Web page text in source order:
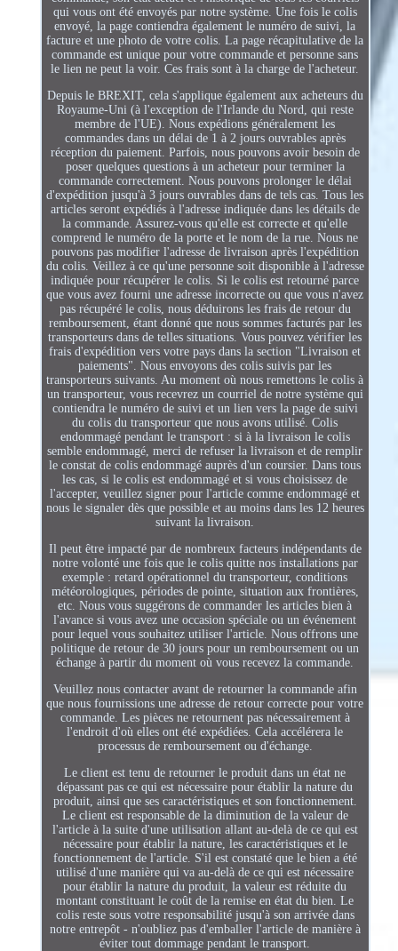
qui vous ont été envoyés par notre système. Une fois le colis
envoyé, la page contiendra également le numéro de suivi, la
facture et une photo de votre colis. La page récapitulative de la
commande est unique pour votre commande et personne sans
le lien ne peut la voir. Ces frais sont à la charge de l'acheteur.
Depuis le BREXIT, cela s'applique également aux acheteurs du
Royaume-Uni (à l'exception de l'Irlande du Nord, qui reste
membre de l'UE). Nous expédions généralement les
commandes dans un délai de 1 à 2 jours ouvrables après
réception du paiement. Parfois, nous pouvons avoir besoin de
poser quelques questions à un acheteur pour terminer la
commande correctement. Nous pouvons prolonger le délai
d'expédition jusqu'à 3 jours ouvrables dans de tels cas. Tous les
articles seront expédiés à l'adresse indiquée dans les détails de
la commande. Assurez-vous qu'elle est correcte et qu'elle
comprend le numéro de la porte et le nom de la rue. Nous ne
pouvons pas modifier l'adresse de livraison après l'expédition
du colis. Veillez à ce qu'une personne soit disponible à l'adresse
indiquée pour récupérer le colis. Si le colis est retourné parce
que vous avez fourni une adresse incorrecte ou que vous n'avez
pas récupéré le colis, nous déduirons les frais de retour du
remboursement, étant donné que nous sommes facturés par les
transporteurs dans de telles situations. Vous pouvez vérifier les
frais d'expédition vers votre pays dans la section "Livraison et
paiements". Nous envoyons des colis suivis par les
transporteurs suivants. Au moment où nous remettons le colis à
un transporteur, vous recevrez un courriel de notre système qui
contiendra le numéro de suivi et un lien vers la page de suivi
du colis du transporteur que nous avons utilisé. Colis
endommagé pendant le transport : si à la livraison le colis
semble endommagé, merci de refuser la livraison et de remplir
le constat de colis endommagé auprès d'un coursier. Dans tous
les cas, si le colis est endommagé et si vous choisissez de
l'accepter, veuillez signer pour l'article comme endommagé et
nous le signaler dès que possible et au moins dans les 12 heures
suivant la livraison.
Il peut être impacté par de nombreux facteurs indépendants de
notre volonté une fois que le colis quitte nos installations par
exemple : retard opérationnel du transporteur, conditions
météorologiques, périodes de pointe, situation aux frontières,
etc. Nous vous suggérons de commander les articles bien à
l'avance si vous avez une occasion spéciale ou un événement
pour lequel vous souhaitez utiliser l'article. Nous offrons une
politique de retour de 30 jours pour un remboursement ou un
échange à partir du moment où vous recevez la commande.
Veuillez nous contacter avant de retourner la commande afin
que nous fournissions une adresse de retour correcte pour votre
commande. Les pièces ne retournent pas nécessairement à
l'endroit d'où elles ont été expédiées. Cela accélérera le
processus de remboursement ou d'échange.
Le client est tenu de retourner le produit dans un état ne
dépassant pas ce qui est nécessaire pour établir la nature du
produit, ainsi que ses caractéristiques et son fonctionnement.
Le client est responsable de la diminution de la valeur de
l'article à la suite d'une utilisation allant au-delà de ce qui est
nécessaire pour établir la nature, les caractéristiques et le
fonctionnement de l'article. S'il est constaté que le bien a été
utilisé d'une manière qui va au-delà de ce qui est nécessaire
pour établir la nature du produit, la valeur est réduite du
montant constituant le coût de la remise en état du bien. Le
colis reste sous votre responsabilité jusqu'à son arrivée dans
notre entrepôt - n'oubliez pas d'emballer l'article de manière à
éviter tout dommage pendant le transport.